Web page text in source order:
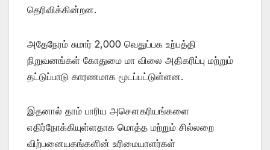
தெரிவிக்கின்றன.
அதேநேரம் சுமார் 2,000 வெதுப்பக உற்பத்தி
நிறுவனங்கள் கோதுமை மா விலை அதிகரிப்பு மற்றும்
தட்டுப்பாடு காரணமாக மூடப்பட்டுள்ளன.
இதனால் தாம் பாரிய அசௌகரியங்களை
எதிர்நோக்கியுள்ளதாக மொத்த மற்றும் சில்லறை
விற்பனையகங்களின் உரிமையாளர்கள்